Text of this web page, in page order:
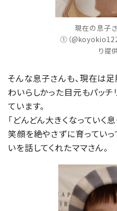
現在の息子
①（
り提
そんな息子さんも、現在は足
わいらしかった目元もパッ
ています。
「どんどん大きくなっていく
笑顔を絶やさずに育ってい
いを話してくれたママさん。